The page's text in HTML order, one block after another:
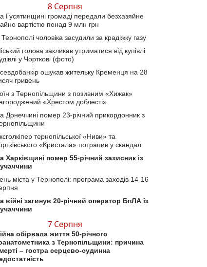
8 Серпня
Гусятинщині громаді передали безхазяйне
вартістю понад 9 млн грн
чоловіка засудили за крадіжку газу
голова закликав утриматися від купівлі
у Чорткові (фото)
ошукав жительку Кременця на 28
гривень
з Тернопільщини з позивним «Хижак»
«Хрестом доблесті»
Донеччині помер 23-річний прикордонник з
тернопільської «Ниви» та
«Кристала» потрапив у скандал
Харківщині помер 55-річний захисник із
міста у Тернополі: програма заходів 14-16
війні загинув 20-річний оператор БпЛА із
7 Серпня
обірвала життя 50-річного
з Тернопільщини: причина
– гостра серцево-судинна